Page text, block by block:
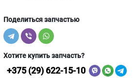
Поделиться запчастью
Хотите купить запчасть?
+375 (29) 622-15-10